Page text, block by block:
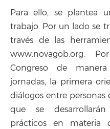
Para ello, se plantea
trabajo. Por un lado se
través de las
www.novagob.org.
Congreso de
jornadas, la primera
diálogos entre personas
que se
prácticos en materia